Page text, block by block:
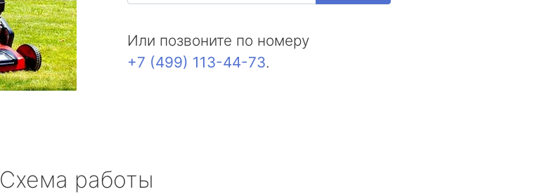
Или позвоните по номеру
+7 (499) 113-44-73.
Схема работы